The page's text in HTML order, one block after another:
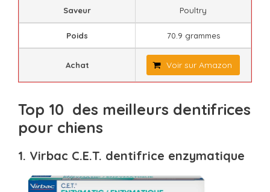
Saveur Poultry
Poids 70.9 grammes
Achat Voir sur Amazon
Top 10 des meilleurs dentifrices
pour chiens
1. Virbac C.E.T. dentifrice enzymatique